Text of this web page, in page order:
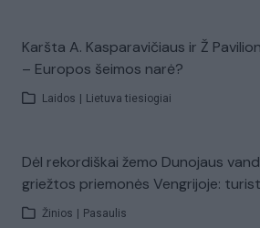
Karšta A. Kasparavičiaus ir Ž
– Europos šeimos narė?
Laidos Lietuva tiesiogiai
Dėl rekordiškai žemo Dunojaus
griežtos priemonės Vengrijoje:
Žinios Pasaulis